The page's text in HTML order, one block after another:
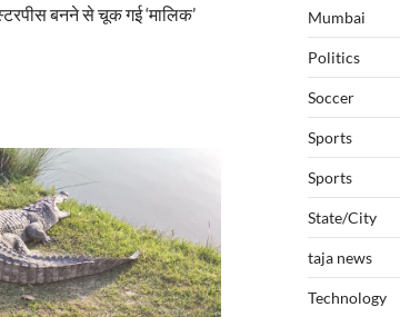
बनने से चूक गई ‘मालिक’
Mumbai
Politics
Soccer
Sports
Sports
State/City
taja news
Technology